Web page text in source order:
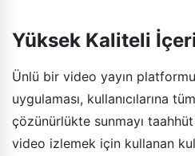
Yüksek Kaliteli
Ünlü bir video yayın
uygulaması, kullanıcılarına
çözünürlükte sunmayı
video izlemek için kullanan